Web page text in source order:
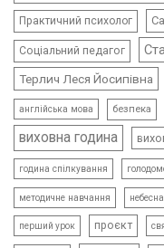
Практичний психолог
Соціальний педагог
Терлич Леся Йосипівна
англійська мова безпека
виховна година
година спілкування
методичне навчання
перший урок проєкт